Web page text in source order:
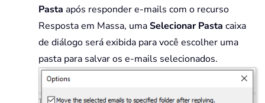
Pasta após responder e-mails com o recurso
Resposta em Massa, umaSelecionar Pasta caixa
de diálogo será exibida para você escolher uma
pasta para salvar os e-mails selecionados.